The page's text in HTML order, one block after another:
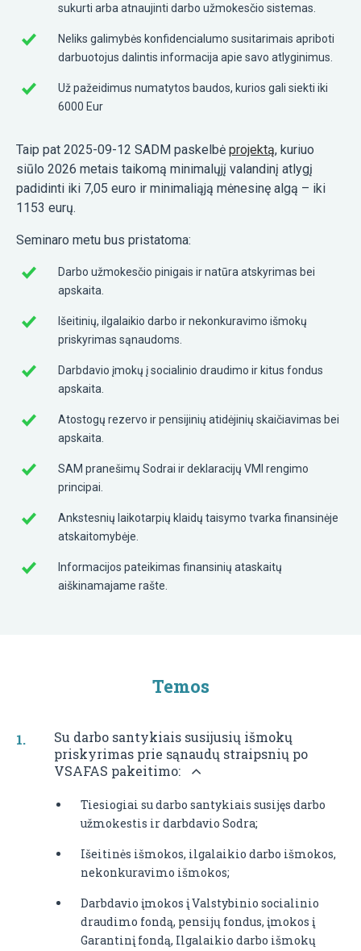
sukurti arba atnaujinti darbo užmokesčio sistemas.
Neliks galimybės konfidencialumo susitarimais apriboti
darbuotojus dalintis informacija apie savo atlyginimus.
Už pažeidimus numatytos baudos, kurios gali siekti iki
6000 Eur
Taip pat 2025-09-12 SADM paskelbė projektą, kuriuo
siūlo 2026 metais taikomą minimalųjį valandinį atlygį
padidinti iki 7,05 euro ir minimaliąją mėnesinę algą – iki
1153 eurų.
Seminaro metu bus pristatoma:
Darbo užmokesčio pinigais ir natūra atskyrimas bei
apskaita.
Išeitinių, ilgalaikio darbo ir nekonkuravimo išmokų
priskyrimas sąnaudoms.
Darbdavio įmokų į socialinio draudimo ir kitus fondus
apskaita.
Atostogų rezervo ir pensijinių atidėjinių skaičiavimas bei
apskaita.
SAM pranešimų Sodrai ir deklaracijų VMI rengimo
principai.
Ankstesnių laikotarpių klaidų taisymo tvarka finansinėje
atskaitomybėje.
Informacijos pateikimas finansinių ataskaitų
aiškinamajame rašte.
Temos
Su darbo santykiais susijusių išmokų
priskyrimas prie sąnaudų straipsnių po
VSAFAS pakeitimo:
Tiesiogiai su darbo santykiais susijęs darbo
užmokestis ir darbdavio Sodra;
Išeitinės išmokos, ilgalaikio darbo išmokos,
nekonkuravimo išmokos;
Darbdavio įmokos į Valstybinio socialinio
draudimo fondą, pensijų fondus, įmokos į
Garantinį fondą, Ilgalaikio darbo išmokų